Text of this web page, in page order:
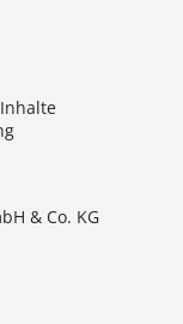
& Co. KG